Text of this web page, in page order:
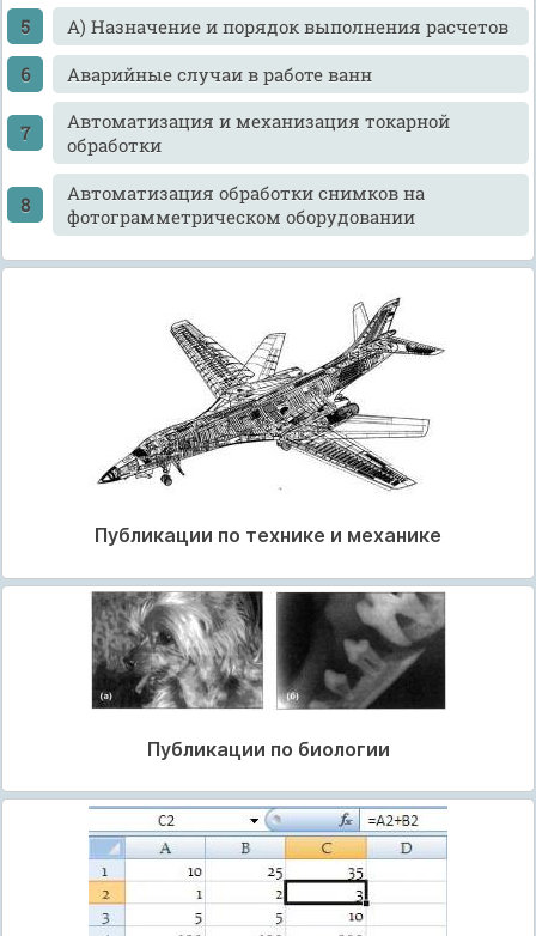
А) Назначение и порядок выполнения расчетов
Аварийные случаи в работе ванн
Автоматизация и механизация токарной
обработки
Автоматизация обработки снимков на
фотограмметрическом оборудовании
Публикации по технике и механике
Публикации по биологии